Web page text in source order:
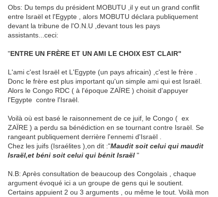
Obs: Du temps du président MOBUTU ,il y eut un grand conflit
entre Israël et l'Egypte , alors MOBUTU déclara publiquement
devant la tribune de l'O.N.U ,devant tous les pays
assistants...ceci:
"ENTRE UN FRÈRE ET UN AMI LE CHOIX EST CLAIR"
L'ami c'est Israël et L'Egypte (un pays africain) ,c'est le frère .
Donc le frère est plus important qu'un simple ami qui est Israël.
Alors le Congo RDC ( à l'époque ZAÏRE ) choisit d'appuyer
l'Egypte contre l'Israël.
Voilà où est basé le raisonnement de ce juif, le Congo ( ex
ZAÏRE ) a perdu sa bénédiction en se tournant contre Israël. Se
rangeant publiquement derrière l'ennemi d'Israël .
Chez les juifs (Israélites ),on dit :"Maudit soit celui qui maudit
Israël,et béni soit celui qui bénit Israël "
N.B: Après consultation de beaucoup des Congolais , chaque
argument évoqué ici a un groupe de gens qui le soutient.
Certains appuient 2 ou 3 arguments , ou même le tout. Voilà mon